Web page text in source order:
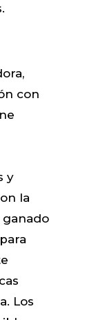
con
y
la
ganado
Los